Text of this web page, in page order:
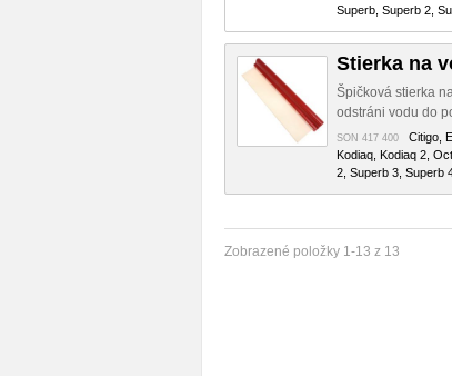
Superb, Superb 2,
Stierka na
Špičková stierka
odstráni vodu do
SON 417 400 Citigo,
Kodiaq, Kodiaq 2,
2, Superb 3, Superb
Zobrazené položky 1-13 z 13